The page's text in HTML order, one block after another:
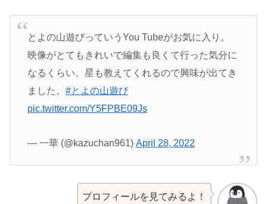
とよの山遊びっていうYou Tubeがお気に入り。
映像がとてもきれいで編集も良くて行った気分に
なるくらい。星も教えてくれるので興味が出てき
ました。 #とよの山遊び
pic.twitter.com/Y5FPBE09Js
— 一華 (@kazuchan961) April 28, 2022
プロフィールを見てみるよ！